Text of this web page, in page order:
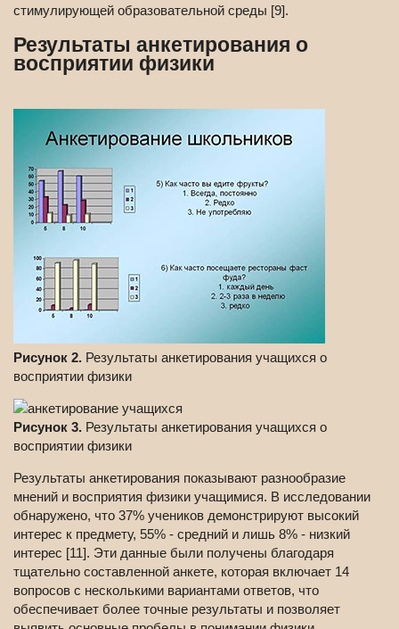
стимулирующей образовательной среды [9].
Результаты анкетирования о
восприятии физики
Рисунок 2. Результаты анкетирования учащихся о
восприятии физики
Рисунок 3. Результаты анкетирования учащихся о
восприятии физики
Результаты анкетирования показывают разнообразие
мнений и восприятия физики учащимися. В исследовании
обнаружено, что 37% учеников демонстрируют высокий
интерес к предмету, 55% - средний и лишь 8% - низкий
интерес [11]. Эти данные были получены благодаря
тщательно составленной анкете, которая включает 14
вопросов с несколькими вариантами ответов, что
обеспечивает более точные результаты и позволяет